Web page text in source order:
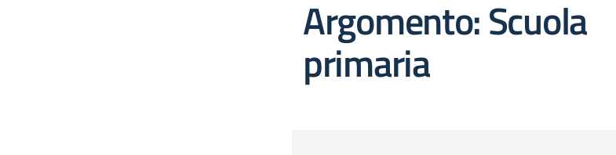
Argomento: Scuola
primaria